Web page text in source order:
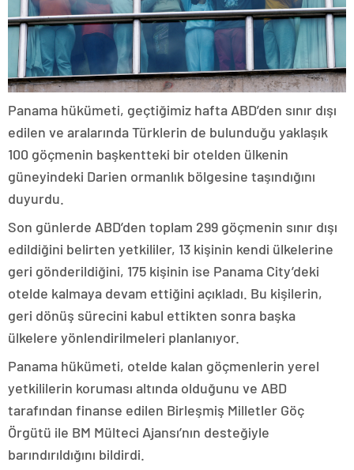
Panama hükümeti, geçtiğimiz hafta ABD’den sınır dışı
edilen ve aralarında Türklerin de bulunduğu yaklaşık
100 göçmenin başkentteki bir otelden ülkenin
güneyindeki Darien ormanlık bölgesine taşındığını
duyurdu.
Son günlerde ABD’den toplam 299 göçmenin sınır dışı
edildiğini belirten yetkililer, 13 kişinin kendi ülkelerine
geri gönderildiğini, 175 kişinin ise Panama City’deki
otelde kalmaya devam ettiğini açıkladı. Bu kişilerin,
geri dönüş sürecini kabul ettikten sonra başka
ülkelere yönlendirilmeleri planlanıyor.
Panama hükümeti, otelde kalan göçmenlerin yerel
yetkililerin koruması altında olduğunu ve ABD
tarafından finanse edilen Birleşmiş Milletler Göç
Örgütü ile BM Mülteci Ajansı’nın desteğiyle
barındırıldığını bildirdi.